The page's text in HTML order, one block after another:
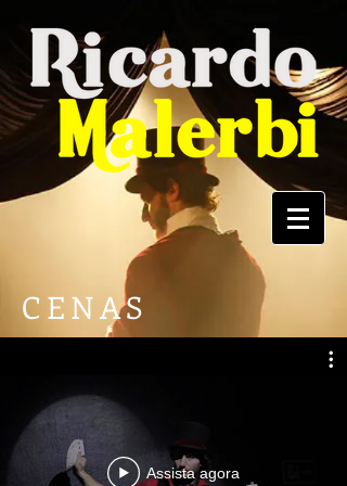
CENAS
Assista agora